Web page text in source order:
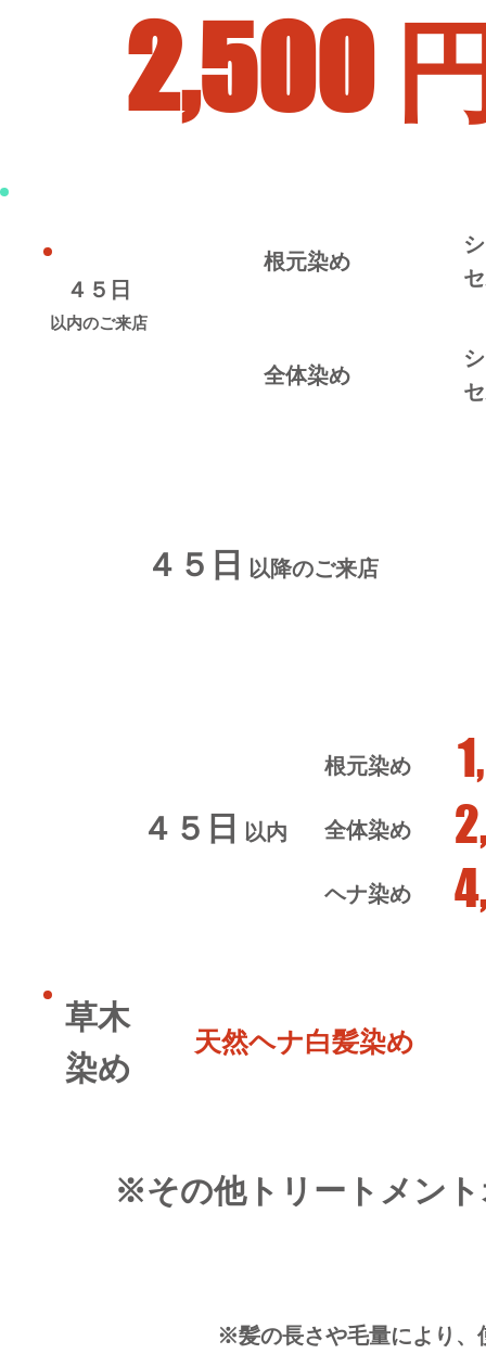
2,500
４５日
​以内のご来店
根元染め
全体染め
４５日​ 以降のご来店
４５日​ 以内
根元染め
全体染め
ヘナ染め
草木
染め
天然ヘナ白髪染め
※その他トリートメン
※髪の長さや毛量により、